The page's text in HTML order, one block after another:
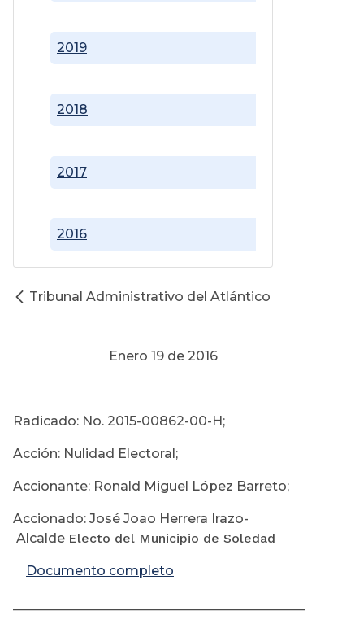
2016
2017
2018
2019
Tribunal Administrativo del Atlántico
Enero 19 de 2016
Radicado: No. 2015-00862-00-H;
Acción: Nulidad Electoral;
Accionante: Ronald Miguel López Barreto;
Accionado: José Joao Herrera Irazo-
Alcalde Electo del Municipio de Soledad
Documento completo